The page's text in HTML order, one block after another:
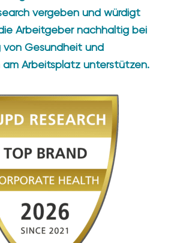
vergeben und würdigt
Arbeitgeber nachhaltig bei
von Gesundheit und
Arbeitsplatz unterstützen.